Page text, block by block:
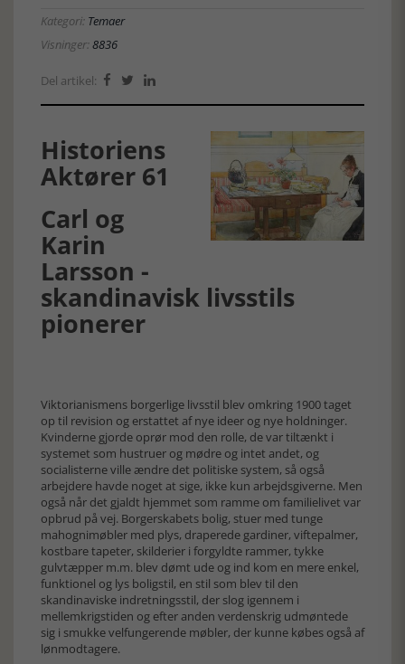
Kategori: Temaer
Visninger:8836
Del artikel:   
Historiens
Aktører 61
Carl og
Karin
Larsson -
skandinavisk livsstils
pionerer
Viktorianismens borgerlige livsstil blev omkring 1900 taget
op til revision og erstattet af nye ideer og nye holdninger.
Kvinderne gjorde oprør mod den rolle, de var tiltænkt i
systemet som hustruer og mødre og intet andet, og
socialisterne ville ændre det politiske system, så også
arbejdere havde noget at sige, ikke kun arbejdsgiverne. Men
også når det gjaldt hjemmet som ramme om familielivet var
opbrud på vej. Borgerskabets bolig, stuer med tunge
mahognimøbler med plys, draperede gardiner, viftepalmer,
kostbare tapeter, skilderier i forgyldte rammer, tykke
gulvtæpper m.m. blev dømt ude og ind kom en mere enkel,
funktionel og lys boligstil, en stil som blev til den
skandinaviske indretningsstil, der slog igennem i
mellemkrigstiden og efter anden verdenskrig udmøntede
sig i smukke velfungerende møbler, der kunne købes også af
lønmodtagere.